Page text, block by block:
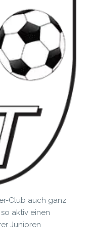
Club auch ganz
aktiv einen
Junioren